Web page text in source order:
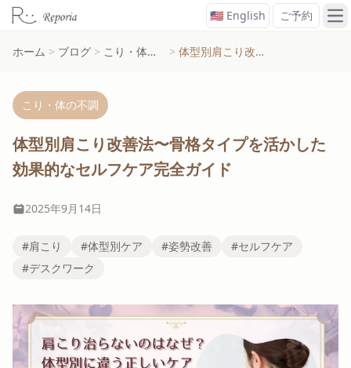
🇺🇸 English ご予約 メ
ホーム > ブログ > こり・体の不調 > 体型別肩こり改善法〜骨格タイプを活かした効果的なセルフケア完全ガイド
こり・体の不調
体型別肩こり改善法〜骨格タイプを活かした
効果的なセルフケア完全ガイド
2025年9月14日
#肩こり #体型別ケア #姿勢改善
#セルフケア
#デスクワーク